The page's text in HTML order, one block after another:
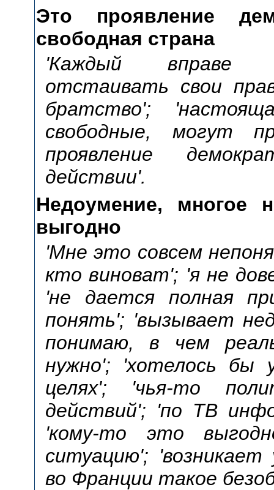
Это проявление
свободная страна
'Каждый вправе
отстаивать свои
братство';
свободные, могут
проявление
действии'.
Недоумение, многое
выгодно
'Мне это совсем
кто виноват'; 'я не
'не дается полная
понять'; 'вызывает
понимаю, в чем
нужно'; 'хотелось бы
целях'; 'чья-то
действий'; 'по ТВ
'кому-то это
ситуацию'; 'возникает
во Франции такое